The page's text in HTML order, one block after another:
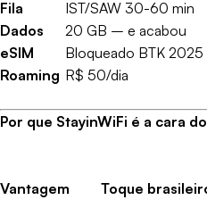
Fila
IST/SAW 30-60 min
Dados
20 GB – e acabou
eSIM
Bloqueado BTK 2025
Roaming R$ 50/dia
Por que StayinWiFi é a cara
Vantagem
Toque